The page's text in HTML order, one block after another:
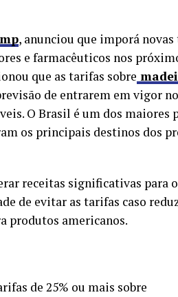
, anunciou que imporá
e farmacêuticos nos
que as tarifas sobre
de entrarem em vigor
O Brasil é um dos maiores
os principais destinos dos
receitas significativas para
de evitar as tarifas caso
produtos americanos.
de 25% ou mais sobre